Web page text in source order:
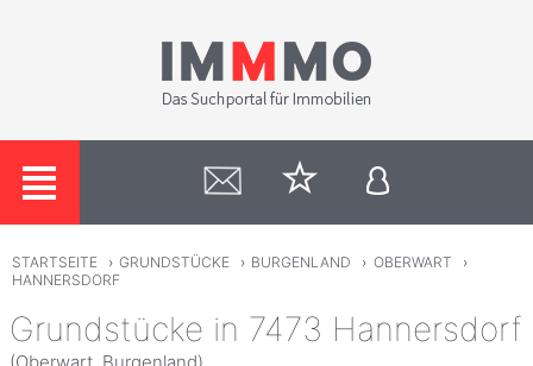
STARTSEITE › GRUNDSTÜCKE › BURGENLAND › OBERWART
›
HANNERSDORF
Grundstücke in 7473 Hannersdorf
(Oberwart, Burgenland)